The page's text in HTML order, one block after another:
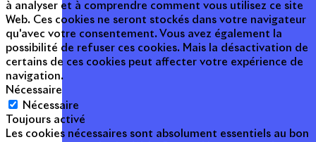
à analyser et à comprendre comment vous utilisez ce site
Web. Ces cookies ne seront stockés dans votre navigateur
qu'avec votre consentement. Vous avez également la
possibilité de refuser ces cookies. Mais la désactivation de
certains de ces cookies peut affecter votre expérience de
navigation.
Nécessaire
Nécessaire
Toujours activé
Les cookies nécessaires sont absolument essentiels au bon